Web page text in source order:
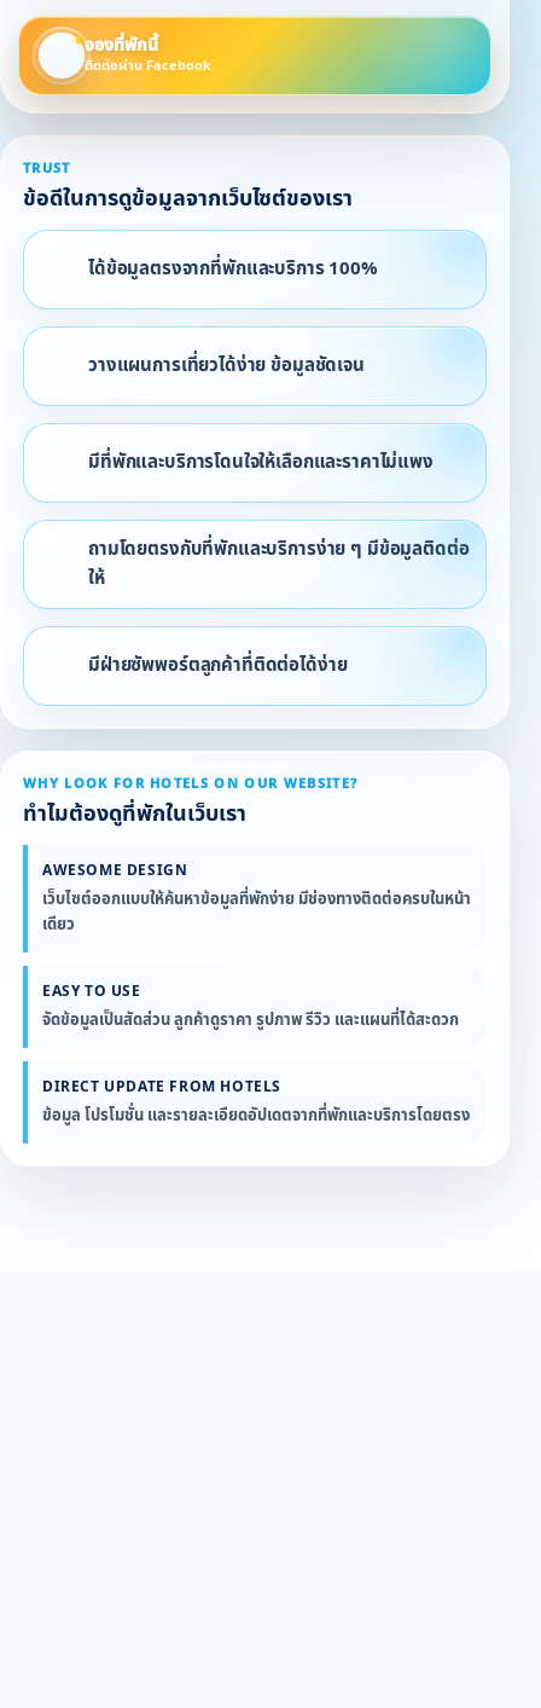
จองที่พักนี้
ติดต่อผ่าน Facebook
TRUST
ข้อดีในการดูข้อมูลจากเว็บไซต์ของเรา
ได้ข้อมูลตรงจากที่พักและบริการ 100%
วางแผนการเที่ยวได้ง่าย ข้อมูลชัดเจน
มีที่พักและบริการโดนใจให้เลือกและราคาไม่แพง
ถามโดยตรงกับที่พักและบริการง่าย ๆ มีข้อมูลติดต่อ
ให้
มีฝ่ายซัพพอร์ตลูกค้าที่ติดต่อได้ง่าย
WHY LOOK FOR HOTELS ON OUR WEBSITE?
ทำไมต้องดูที่พักในเว็บเรา
AWESOME DESIGN
เว็บไซต์ออกแบบให้ค้นหาข้อมูลที่พักง่าย มีช่องทางติดต่อครบในหน้า
เดียว
EASY TO USE
จัดข้อมูลเป็นสัดส่วน ลูกค้าดูราคา รูปภาพ รีวิว และแผนที่ได้สะดวก
DIRECT UPDATE FROM HOTELS
ข้อมูล โปรโมชั่น และรายละเอียดอัปเดตจากที่พักและบริการโดยตรง